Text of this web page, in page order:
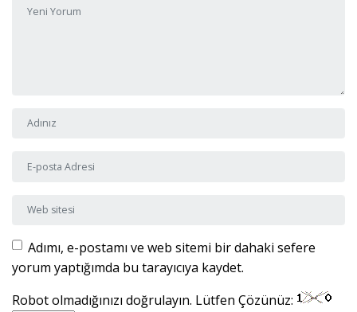
Adı ve Soyadı
E-posta Adresi
Web sitesi
Adımı, e-postamı ve web sitemi bir dahaki sefere
yorum yaptığımda bu tarayıcıya kaydet.
Robot olmadığınızı doğrulayın. Lütfen Çözünüz: